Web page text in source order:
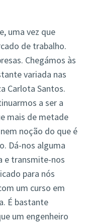
uma vez que
de trabalho.
Chegámos às
variada nas
Carlota Santos.
a ser a
mais de metade
noção do que é
Dá-nos alguma
e transmite-nos
para nós
um curso em
É bastante
um engenheiro